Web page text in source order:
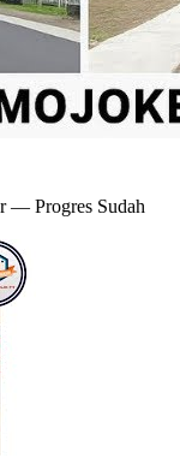
— Progres Sudah